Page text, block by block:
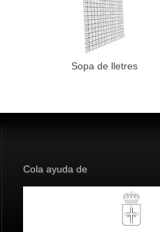
Sopa de lletres
Cola ayuda de